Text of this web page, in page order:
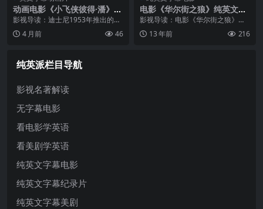
动画电影《小飞侠彼得·潘》(P
eter Pan)纯英文字幕MP4下
载
影视导读：迪士尼1953年推出的第
14部动画长片，改编自苏格兰作家J.
M.巴里的经典舞台剧。故事讲述永
4 月前 46
电影《华尔街之狼》纯英文字
幕MP4下载
影视导读：电影《华尔街之狼》改
编自美国传奇股票经纪乔丹·贝尔福
特(Jordan Belfort)的自传，以这本
13 年前 216
纯英派栏目导航
影视名著解读
无字幕电影
看电影学英语
看美剧学英语
纯英文字幕电影
纯英文字幕纪录片
纯英文字幕美剧